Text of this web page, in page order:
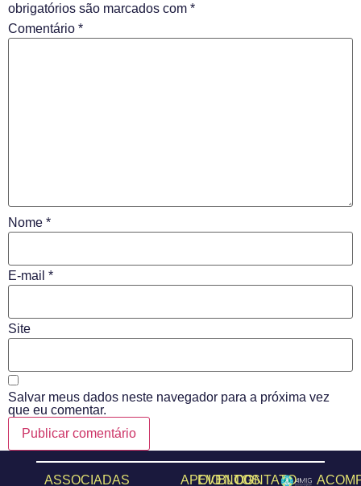
obrigatórios são marcados com *
Comentário *
Nome *
E-mail *
Site
Salvar meus dados neste navegador para a próxima vez
que eu comentar.
ASSOCIADAS APOIO
EVENTOS
BLOGCONTATO